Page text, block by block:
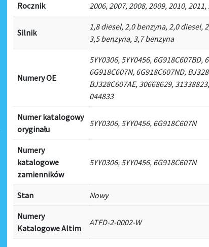
Rocznik 2006, 2007, 2008, 2009, 2010,
Silnik
1,8 diesel, 2,0 benzyna, 2,0 diesel,
3,5 benzyna, 3,7 benzyna
Numery OE
5YY0306, 5YY0456, 6G918C607BD,
6G918C607N, 6G918C607ND,
BJ328C607AE, 30668629,
044833
Numer katalogowy
oryginału
5YY0306, 5YY0456, 6G918C607N
Numery
katalogowe
zamienników
5YY0306, 5YY0456, 6G918C607N
Stan Nowy
Numery
Katalogowe Altim
ATFD-2-0002-W